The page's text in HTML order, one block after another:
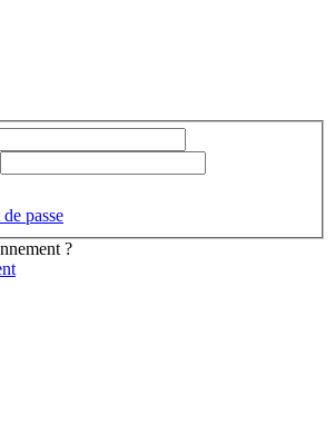
passe
?